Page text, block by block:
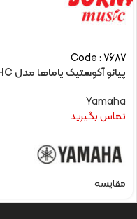
Code : 7687
پیانو آکوستیک یاماها مدل U1J PWHC
Yamaha
تماس بگیرید
مقایسه